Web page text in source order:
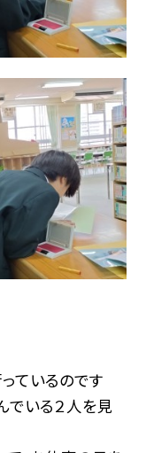
ているのです
でいる２人を見